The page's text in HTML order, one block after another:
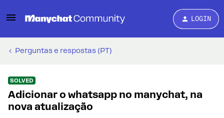
LOGIN
Perguntas e respostas (PT)
SOLVED
Adicionar o whatsapp no manychat, na
nova atualização